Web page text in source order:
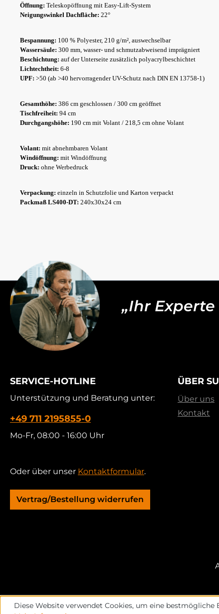
Öffnung: Teleskopöffnung mit Easy-Lift-System
Neigungswinkel Dachfläche: 22°
Bespannung: 100 % Polyester, 210 g/m², auswechselbar
Wassersäule: 300 mm, wasser- und schmutzabweisend imprägniert
Beschichtung: auf der Unterseite zusätzlich polyacrylbeschichtet
Lichtechtheit: 6-8
UPF: >50 (ab >40 hervorragender UV-Schutz nach DIN EN 13758-1)
Gesamthöhe: 386 cm geschlossen / 300 cm geöffnet
Tischfreiheit: 94 cm
Durchgangshöhe: 190 cm mit Volant / 218,5 cm ohne Volant
Volant: mit abnehmbaren Volant
Windöffnung: mit Windöffnung
Druck: ohne Werbedruck
Verpackung: einzeln in Schutzfolie und Karton verpackt
Packmaß LS400-DT: 240x30x24 cm
„Ihr
SERVICE-HOTLINE
Unterstützung und Beratung unter:
+49 711 2195855-0
Mo-Fr, 08:00 - 16:00 Uhr
Oder über unser Kontaktformular.
Vertrag/Bestellung widerrufen
ÜBER
Über uns
Kontakt
Diese Website verwendet Cookies, um eine bestmögliche